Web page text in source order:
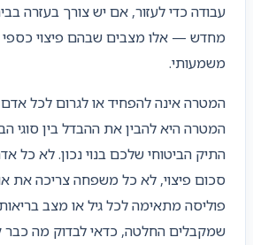
עבודה כדי לעזור, אם יש צורך בעזרה
מחדש — אלו מצבים שבהם פיצוי כספי
משמעותי.
המטרה אינה להפחיד או לגרום לכל אדם
המטרה היא להבין את ההבדל בין סוגי
התיק הביטוחי שלכם בנוי נכון. לא כל
סכום פיצוי, לא כל משפחה צריכה את
פוליסה מתאימה לכל גיל או מצב
שמקבלים החלטה, כדאי לבדוק מה כבר